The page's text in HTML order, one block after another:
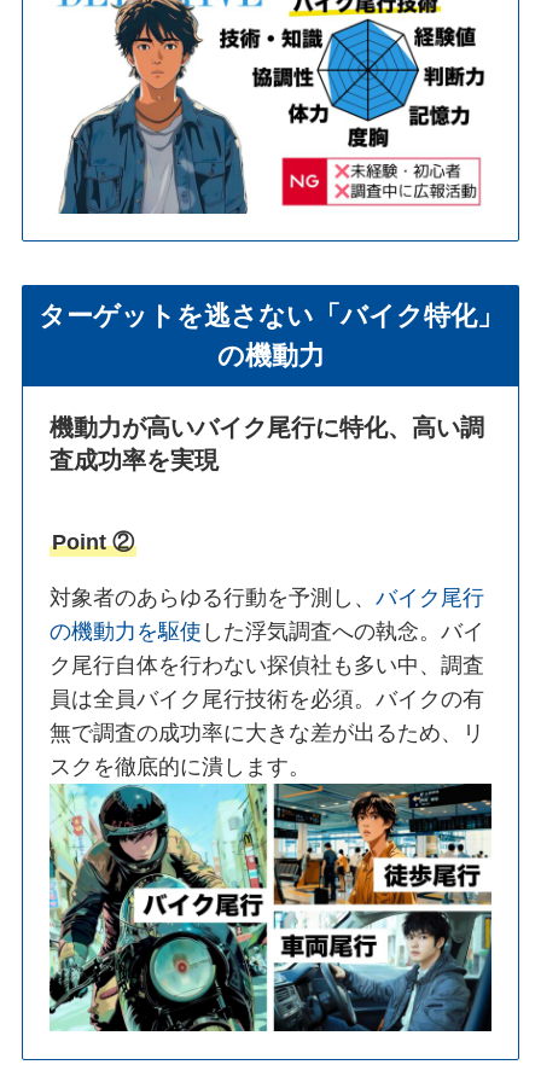
ターゲットを逃さない「バイク特化」
の機動力
機動力が高いバイク尾行に特化、高い調
査成功率を実現
Point ②
対象者のあらゆる行動を予測し、バイク尾行
の機動力を駆使 した浮気調査への執念。バイ
ク尾行自体を行わない探偵社も多い中、調査
員は全員バイク尾行技術を必須。バイクの有
無で調査の成功率に大きな差が出るため、リ
スクを徹底的に潰します。